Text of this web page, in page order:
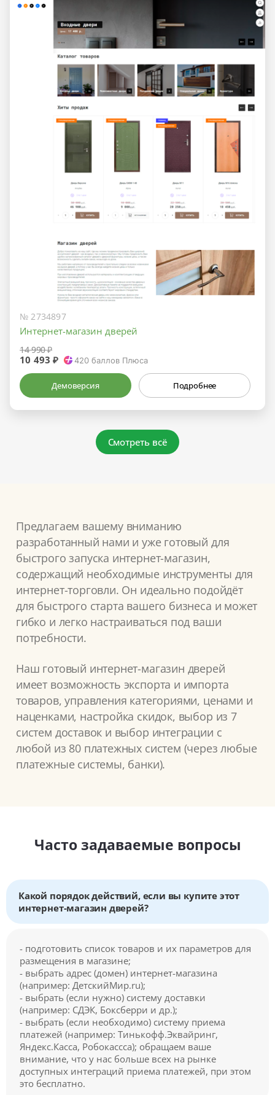
№ 2734897
Интернет-магазин дверей
14 990 ₽
10 493 ₽ 420баллов Плюса
Демоверсия Подробнее
Смотреть всё
Предлагаем вашему вниманию
разработанный нами и уже готовый для
быстрого запуска интернет-магазин,
содержащий необходимые инструменты для
интернет-торговли. Он идеально подойдёт
для быстрого старта вашего бизнеса и может
гибко и легко настраиваться под ваши
потребности.
Наш готовый интернет-магазин дверей
имеет возможность экспорта и импорта
товаров, управления категориями, ценами и
наценками, настройка скидок, выбор из 7
систем доставок и выбор интеграции с
любой из 80 платежных систем (через любые
платежные системы, банки).
Часто задаваемые вопросы
Какой порядок действий, если вы купите этот
интернет-магазин дверей?
- подготовить список товаров и их параметров для
размещения в магазине;
- выбрать адрес (домен) интернет-магазина
(например: ДетскийМир.ru);
- выбрать (если нужно) систему доставки
(например: СДЭК, Боксберри и др.);
- выбрать (если необходимо) систему приема
платежей (например: Тинькофф.Эквайринг,
Яндекс.Касса, Робокассса); обращаем ваше
внимание, что у нас больше всех на рынке
доступных интеграций приема платежей, при этом
это бесплатно.